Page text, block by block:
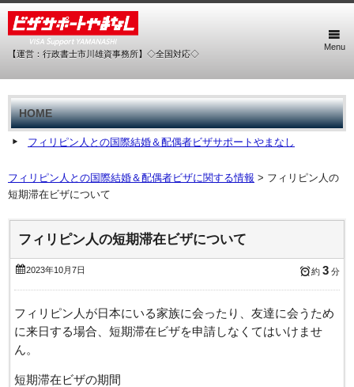
【運営：行政書士市川雄資事務所】◇全国対応◇
Menu
HOME
フィリピン人との国際結婚＆配偶者ビザサポートやまなし
フィリピン人との国際結婚＆配偶者ビザに関する情報 > フィリピン人の
短期滞在ビザについて
フィリピン人の短期滞在ビザについて
2023年10月7日 約 3 分
フィリピン人が日本にいる家族に会ったり、友達に会うため
に来日する場合、短期滞在ビザを申請しなくてはいけませ
ん。
短期滞在ビザの期間